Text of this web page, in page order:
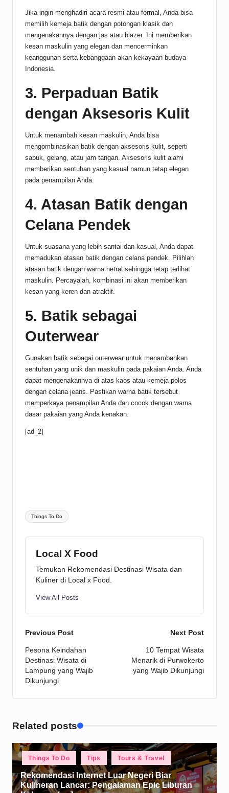
Jika ingin menghadiri acara resmi atau formal, Anda bisa
memilih kemeja batik dengan potongan klasik dan
mengenakannya dengan jas atau blazer. Ini memberikan
kesan maskulin yang elegan dan mencerminkan
keanggunan serta kebanggaan akan kekayaan budaya
Indonesia.
3. Perpaduan Batik
dengan Aksesoris Kulit
Untuk menambah kesan maskulin, Anda bisa
mengombinasikan batik dengan aksesoris kulit, seperti
sabuk, gelang, atau jam tangan. Aksesoris kulit alami
memberikan sentuhan yang kasual namun tetap elegan
pada penampilan Anda.
4. Atasan Batik dengan
Celana Pendek
Untuk suasana yang lebih santai dan kasual, Anda dapat
memadukan atasan batik dengan celana pendek. Pilihlah
atasan batik dengan warna netral sehingga tetap terlihat
maskulin. Percayalah, kombinasi ini akan memberikan
kesan yang keren dan atraktif.
5. Batik sebagai
Outerwear
Gunakan batik sebagai outerwear untuk menambahkan
sentuhan yang unik dan maskulin pada pakaian Anda. Anda
dapat mengenakannya di atas kaos atau kemeja polos
dengan celana jeans. Pastikan warna batik tersebut
memperkaya penampilan Anda dan cocok dengan warna
dasar pakaian yang Anda kenakan.
[ad_2]
Tags:
Things To Do
Local X Food
Temukan Rekomendasi Destinasi Wisata dan
Kuliner di Local x Food.
View All Posts
Post
navigation
Previous Post
Pesona Keindahan
Destinasi Wisata di
Lampung yang Wajib
Dikunjungi
Next Post
10 Tempat Wisata
Menarik di Purwokerto
yang Wajib Dikunjungi
Related posts
Posted
in
Things To Do Tips Tours & Travel
Rekomendasi Internet Luar Negeri Biar
Kulineran Lancar: Pengalaman Epic Liburan